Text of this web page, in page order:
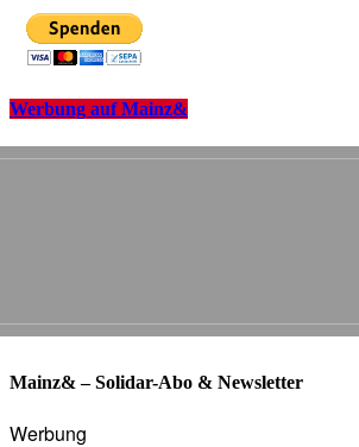
Werbung auf Mainz&
Mainz& – Solidar-Abo & Newsletter
Werbung